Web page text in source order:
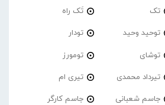
تک تَک راه
توحید وحید تودار
توشای تومورز
تیرداد محمدی تیری ام
جاسم شعبانی جاسم کارگر